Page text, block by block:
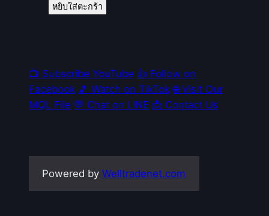
หยิบใส่ตะกร้า
📺 Subscribe YouTube 👍 Follow on
Facebook 🎵 Watch on TikTok 🌐 Visit Our
MQL File 💬 Chat on LINE 📩 Contact Us
Powered byWelltradenet.com